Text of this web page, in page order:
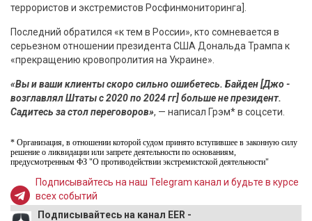
террористов и экстремистов Росфинмониторинга].
Последний обратился «к тем в России», кто сомневается в
серьезном отношении президента США Дональда Трампа к
«прекращению кровопролития на Украине».
«Вы и ваши клиенты скоро сильно ошибетесь. Байден [Джо -
возглавлял Штаты с 2020 по 2024 гг] больше не президент.
Садитесь за стол переговоров», — написал Грэм* в соцсети.
* Организация, в отношении которой судом принято вступившее в законную силу
решение о ликвидации или запрете деятельности по основаниям,
предусмотренным ФЗ "О противодействии экстремистской деятельности"
Подписывайтесь на наш Telegram канал и будьте в курсе
всех событий
Подписывайтесь на канал EER -